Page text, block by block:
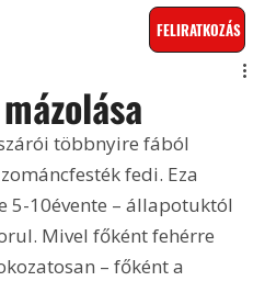
FELIRATKOZÁS
többnyire fából
fedi. Eza
5-10évente – állapotuktól
Mivel főként fehérre
– főként a